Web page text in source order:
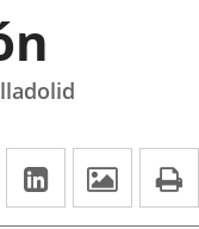
Linkedin
Enlace
a